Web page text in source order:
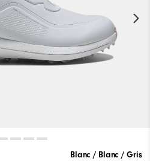
Blanc / Blanc / Gris